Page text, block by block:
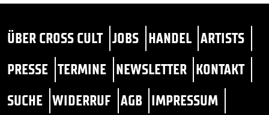
ÜBER CROSS CULT JOBS HANDEL ARTISTS
PRESSE TERMINE NEWSLETTER KONTAKT
SUCHE WIDERRUF AGB IMPRESSUM